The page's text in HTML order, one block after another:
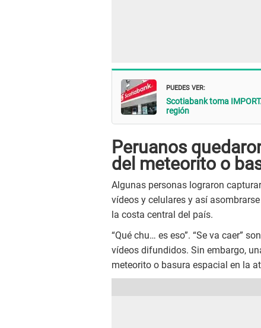
PUEDES VER:
Scotiabank toma
región
Peruanos
del meteorito o
Algunas personas lograron
vídeos y celulares y así
la costa central del país.
“Qué chu… es eso”. “Se va caer”
vídeos difundidos. Sin embargo,
meteorito o basura espacial en la